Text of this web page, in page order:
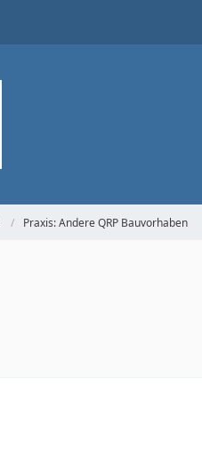
Praxis: Andere QRP Bauvorhaben